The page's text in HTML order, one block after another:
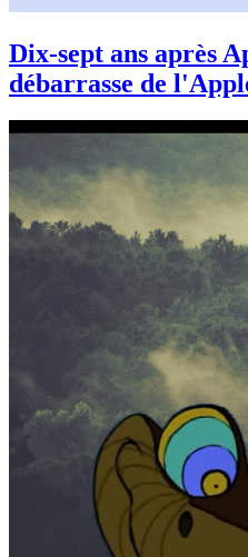
Dix-sept ans après
débarrasse de